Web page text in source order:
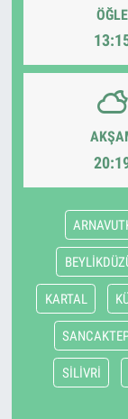
ÖĞLE
KARTAL
SİLİVRİ